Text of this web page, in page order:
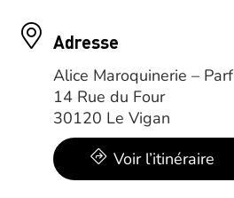
Adresse
Alice Maroquinerie –
14 Rue du Four
30120 Le Vigan
Voir l’itinéraire